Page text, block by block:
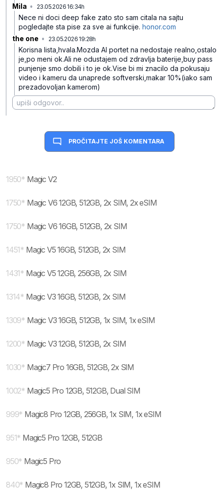
Mila • 23.05.2026 16:34h
Nece ni doci deep fake zato sto sam citala na sajtu
pogledajte sta pise za sve ai funkcije. honor.com
the one • 23.05.2026 19:28h
Korisna lista,hvala.Mozda AI portet na nedostaje realno,ostalo
je,po meni ok.Ali ne odustajem od zdravlja baterije,buy pass
punjenje smo dobili i to je ok.Vise bi mi znacilo da pokusaju
video i kameru da unaprede softverski,makar 10%(iako sam
prezadovoljan kamerom)
PROČITAJTE JOŠ KOMENTARA
1950* Magic V2
1750* Magic V6 12GB, 512GB, 2x SIM, 2x eSIM
1750* Magic V6 16GB, 512GB, 2x SIM
1451* Magic V5 16GB, 512GB, 2x SIM
1431* Magic V5 12GB, 256GB, 2x SIM
1314* Magic V3 16GB, 512GB, 2x SIM
1309* Magic V3 16GB, 512GB, 1x SIM, 1x eSIM
1200* Magic V3 12GB, 512GB, 2x SIM
1030* Magic7 Pro 16GB, 512GB, 2x SIM
1002* Magic5 Pro 12GB, 512GB, Dual SIM
999* Magic8 Pro 12GB, 256GB, 1x SIM, 1x eSIM
951* Magic5 Pro 12GB, 512GB
950* Magic5 Pro
840* Magic8 Pro 12GB, 512GB, 1x SIM, 1x eSIM